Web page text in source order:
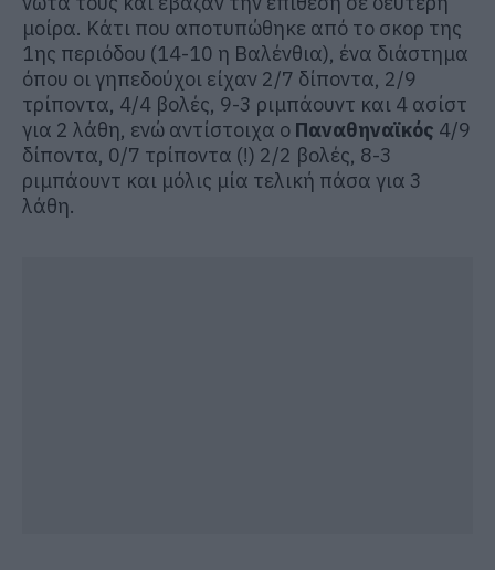
μοίρα. Κάτι που αποτυπώθηκε από το σκορ της
1ης περιόδου (14-10 η Βαλένθια), ένα διάστημα
όπου οι γηπεδούχοι είχαν 2/7 δίποντα, 2/9
τρίποντα, 4/4 βολές, 9-3 ριμπάουντ και 4 ασίστ
για 2 λάθη, ενώ αντίστοιχα ο Παναθηναϊκός 4/9
δίποντα, 0/7 τρίποντα (!) 2/2 βολές, 8-3
ριμπάουντ και μόλις μία τελική πάσα για 3
λάθη.